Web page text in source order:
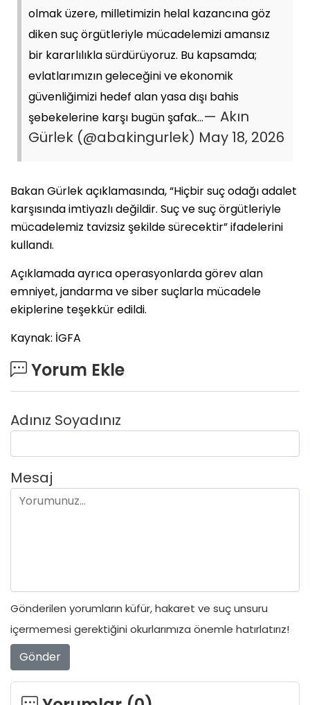
olmak üzere, milletimizin helal kazancına göz
diken suç örgütleriyle mücadelemizi amansız
bir kararlılıkla sürdürüyoruz. Bu kapsamda;
evlatlarımızın geleceğini ve ekonomik
güvenliğimizi hedef alan yasa dışı bahis
şebekelerine karşı bugün şafak…— Akın
Gürlek (@abakingurlek) May 18, 2026
Bakan Gürlek açıklamasında, “Hiçbir suç odağı adalet
karşısında imtiyazlı değildir. Suç ve suç örgütleriyle
mücadelemiz tavizsiz şekilde sürecektir” ifadelerini
kullandı.
Açıklamada ayrıca operasyonlarda görev alan
emniyet, jandarma ve siber suçlarla mücadele
ekiplerine teşekkür edildi.
Kaynak: İGFA
Yorum Ekle
Adınız Soyadınız
Mesaj
Gönderilen yorumların küfür, hakaret ve suç unsuru
içermemesi gerektiğini okurlarımıza önemle hatırlatırız!
Gönder